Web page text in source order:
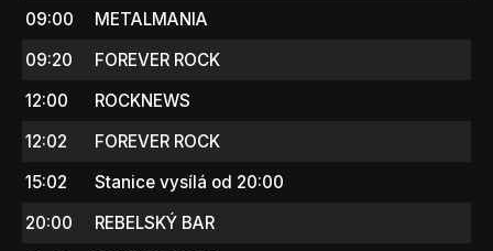
09:00
METALMANIA
09:20
FOREVER ROCK
12:00
ROCKNEWS
12:02
FOREVER ROCK
15:02
Stanice vysílá od 20:00
20:00
REBELSKÝ BAR